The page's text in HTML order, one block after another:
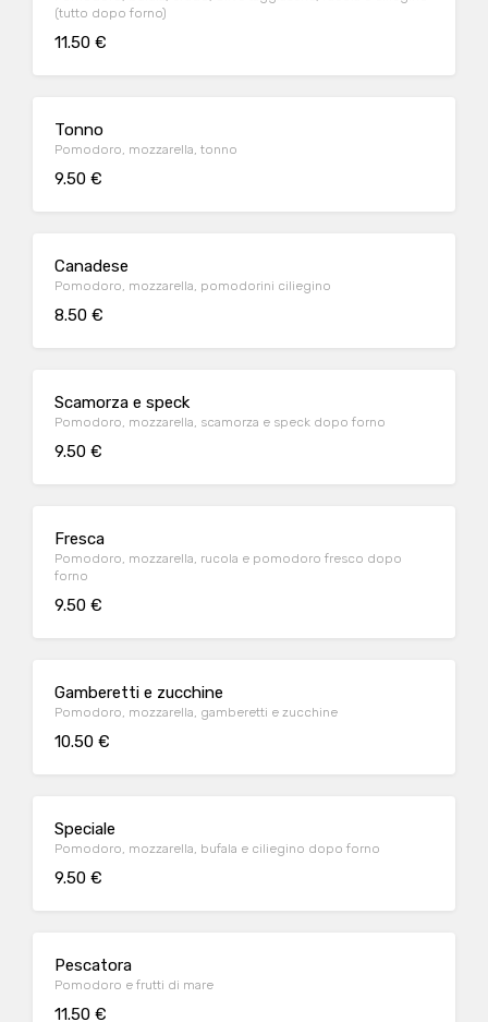
(tutto dopo forno)
11.50 €
Tonno
Pomodoro, mozzarella, tonno
9.50 €
Canadese
Pomodoro, mozzarella, pomodorini ciliegino
8.50 €
Scamorza e speck
Pomodoro, mozzarella, scamorza e speck dopo forno
9.50 €
Fresca
Pomodoro, mozzarella, rucola e pomodoro fresco dopo
forno
9.50 €
Gamberetti e zucchine
Pomodoro, mozzarella, gamberetti e zucchine
10.50 €
Speciale
Pomodoro, mozzarella, bufala e ciliegino dopo forno
9.50 €
Pescatora
Pomodoro e frutti di mare
11.50 €